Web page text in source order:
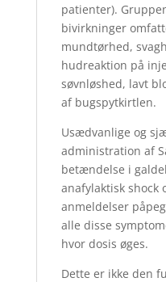
patienter).
bivirkninger
mundtørhed,
hudreaktion på
søvnløshed, lavt
af bugspytkirtlen.
Usædvanlige og
administration af
betændelse i
anafylaktisk shock
anmeldelser
alle disse
hvor dosis øges.
Dette er ikke den